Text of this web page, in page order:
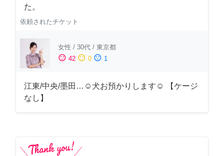
た。
依頼されたチケット
女性 / 30代 / 東京都
sentiment_satisfied 42 sentiment_neutral 0 sentiment_dissatisfied 1
江東/中央/墨田…☺︎犬お預かりします☺︎ 【ケージ
なし】